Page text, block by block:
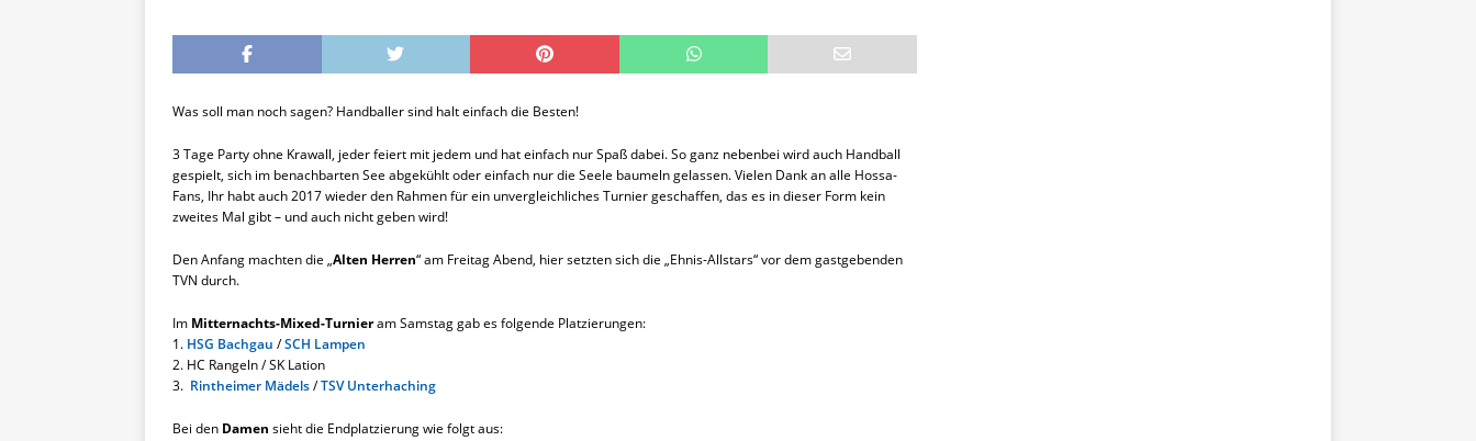
Was soll man noch sagen? Handballer sind halt einfach die Besten!
3 Tage Party ohne Krawall, jeder feiert mit jedem und hat einfach nur Spaß dabei. So ganz nebenbei wird auch Handball
gespielt, sich im benachbarten See abgekühlt oder einfach nur die Seele baumeln gelassen. Vielen Dank an alle Hossa-
Fans, Ihr habt auch 2017 wieder den Rahmen für ein unvergleichliches Turnier geschaffen, das es in dieser Form kein
zweites Mal gibt – und auch nicht geben wird!
Den Anfang machten die „Alten Herren“ am Freitag Abend, hier setzten sich die „Ehnis-Allstars“ vor dem gastgebenden
TVN durch.
Im Mitternachts-Mixed-Turnieram Samstag gab es folgende Platzierungen:
1. HSG Bachgau /SCH Lampen
2. HC Rangeln / SK Lation
3. Rintheimer Mädels/TSV Unterhaching
Bei den Damen sieht die Endplatzierung wie folgt aus: